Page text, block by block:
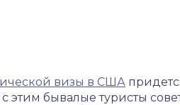
визы в США
этим бывалые туристы